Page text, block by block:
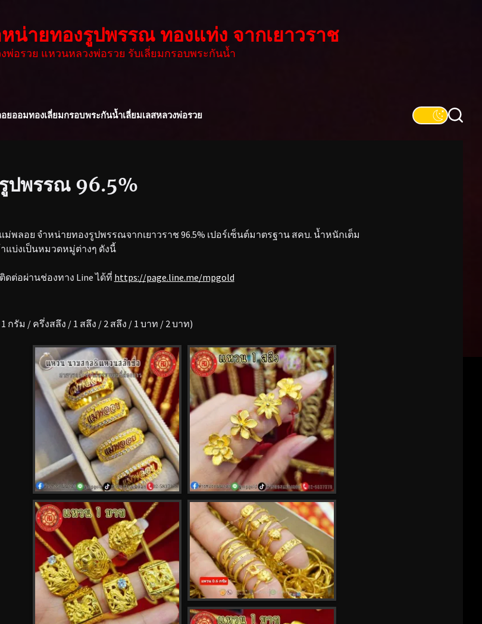
น่ายทองรูปพรรณ ทองแท่ง จากเยาวราช
งพ่อรวย แหวนหลวงพ่อรวย รับเลี่ยมกรอบพระกันน้ำ
ยออมทองเลี่ยมกรอบพระกันน้ำเลี่ยมเลสหลวงพ่อรวย
ปพรรณ 96.5%
ม่พลอย จำหน่ายทองรูปพรรณจากเยาวราช 96.5% เปอร์เซ็นต์มาตรฐาน สคบ. น้ำหนักเต็ม
แบ่งเป็นหมวดหมู่ต่างๆ ดังนี้
ดต่อผ่านช่องทาง Line ได้ที่ https://page.line.me/mpgold
กรัม / ครึ่งสลึง / 1 สลึง / 2 สลึง / 1 บาท / 2 บาท)